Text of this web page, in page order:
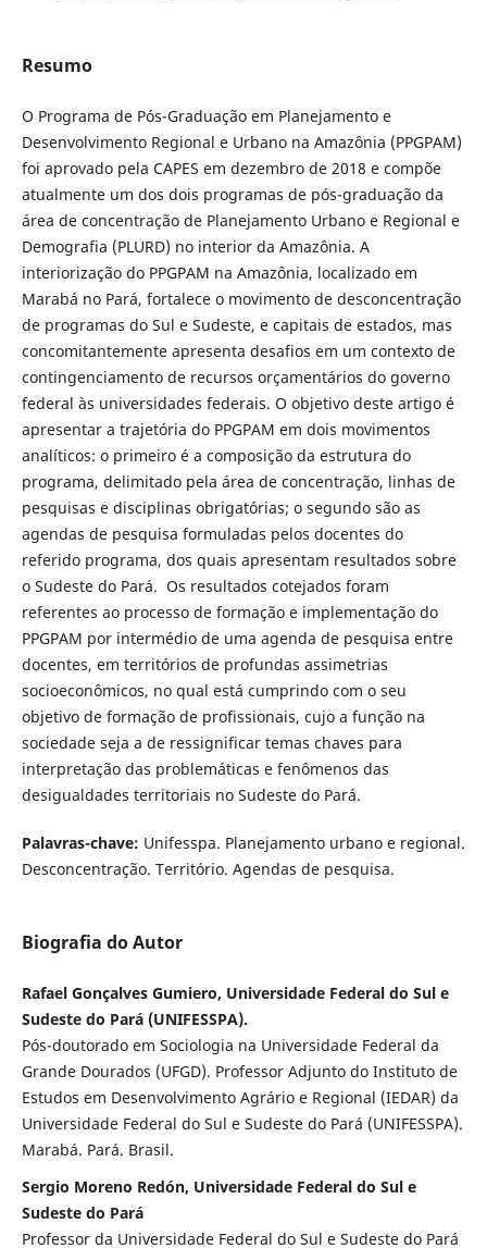
Resumo
O Programa de Pós-Graduação em Planejamento e
Desenvolvimento Regional e Urbano na Amazônia (PPGPAM)
foi aprovado pela CAPES em dezembro de 2018 e compõe
atualmente um dos dois programas de pós-graduação da
área de concentração de Planejamento Urbano e Regional e
Demografia (PLURD) no interior da Amazônia. A
interiorização do PPGPAM na Amazônia, localizado em
Marabá no Pará, fortalece o movimento de desconcentração
de programas do Sul e Sudeste, e capitais de estados, mas
concomitantemente apresenta desafios em um contexto de
contingenciamento de recursos orçamentários do governo
federal às universidades federais. O objetivo deste artigo é
apresentar a trajetória do PPGPAM em dois movimentos
analíticos: o primeiro é a composição da estrutura do
programa, delimitado pela área de concentração, linhas de
pesquisas e disciplinas obrigatórias; o segundo são as
agendas de pesquisa formuladas pelos docentes do
referido programa, dos quais apresentam resultados sobre
o Sudeste do Pará. Os resultados cotejados foram
referentes ao processo de formação e implementação do
PPGPAM por intermédio de uma agenda de pesquisa entre
docentes, em territórios de profundas assimetrias
socioeconômicos, no qual está cumprindo com o seu
objetivo de formação de profissionais, cujo a função na
sociedade seja a de ressignificar temas chaves para
interpretação das problemáticas e fenômenos das
desigualdades territoriais no Sudeste do Pará.
Palavras-chave: Unifesspa. Planejamento urbano e regional.
Desconcentração. Território. Agendas de pesquisa.
Biografia do Autor
Rafael Gonçalves Gumiero, Universidade Federal do Sul e
Sudeste do Pará (UNIFESSPA).
Pós-doutorado em Sociologia na Universidade Federal da
Grande Dourados (UFGD). Professor Adjunto do Instituto de
Estudos em Desenvolvimento Agrário e Regional (IEDAR) da
Universidade Federal do Sul e Sudeste do Pará (UNIFESSPA).
Marabá. Pará. Brasil.
Sergio Moreno Redón, Universidade Federal do Sul e
Sudeste do Pará
Professor da Universidade Federal do Sul e Sudeste do Pará